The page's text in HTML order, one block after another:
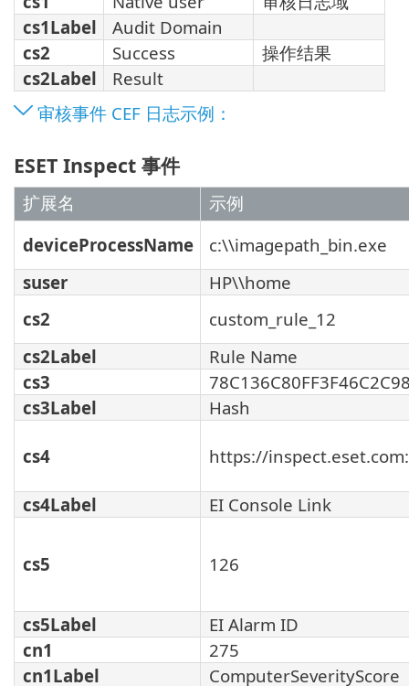
cs1Label
Audit Domain
cs2
Success
操作结果
cs2Label
Result
审核事件 CEF 日志示例：
ESET Inspect 事件
扩展名
示例
deviceProcessName
c:\\imagepath_bin.exe
suser
HP\\home
cs2
custom_rule_12
cs2Label
Rule Name
cs3
cs3Label
Hash
cs4 https://
cs4Label EI Console Link
cs5 126
cs5Label
EI Alarm ID
cn1
275
cn1Label
ComputerSeverityScore